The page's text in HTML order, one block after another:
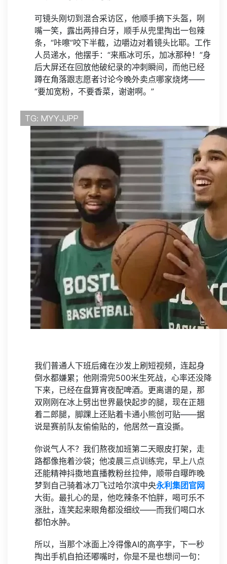
可镜头刚切到混合采访区，他顺手摘下头盔，咧
嘴一笑，露出两排白牙，顺手从兜里掏出一包辣
条，“咔嚓”咬下半截，边嚼边对着镜头比耶。工作
人员递水，他摆手：“来瓶冰可乐，加冰那种！”身
后大屏还在回放他破纪录的冲刺瞬间，而他已经
蹲在角落跟志愿者讨论今晚外卖点哪家烧烤——
“要加宽粉，不要香菜，谢谢啊。”
我们普通人下班后瘫在沙发上刷短视频，连起身
倒水都嫌累；他刚滑完500米生死战，心率还没降
下来，已经在盘算宵夜配啤酒。更离谱的是，那
双刚刚在冰上劈出世界最快起步的腿，现在正翘
着二郎腿，脚踝上还贴着卡通小熊创可贴——据
说是赛前队友偷偷贴的，他居然一直没撕。
你说气人不？我们熬夜加班第二天眼皮打架，走
路都像拖着沙袋；他凌晨三点训练完，早上八点
还能精神抖擞地直播教粉丝拉伸，顺带自曝昨晚
梦到自己骑着冰刀飞过哈尔滨中央永利集团官网
大街。最扎心的是，他吃辣条不怕胖，喝可乐不
涨肚，连笑起来眼角都没细纹——而我们喝口水
都怕水肿。
所以，当那个冰面上冷得像AI的高亭宇，下一秒
掏出手机自拍还嘟嘴时，你是不是也想问一句：